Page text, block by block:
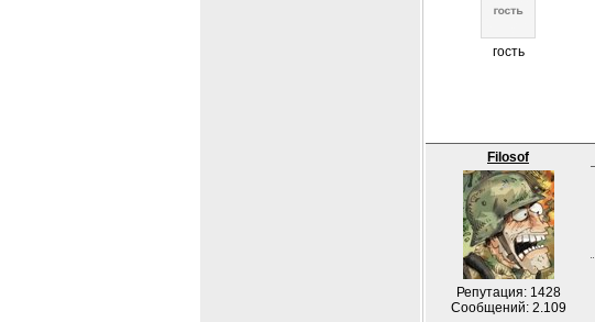
гость
Filosof
Репутация: 1428
Сообщений: 2.109